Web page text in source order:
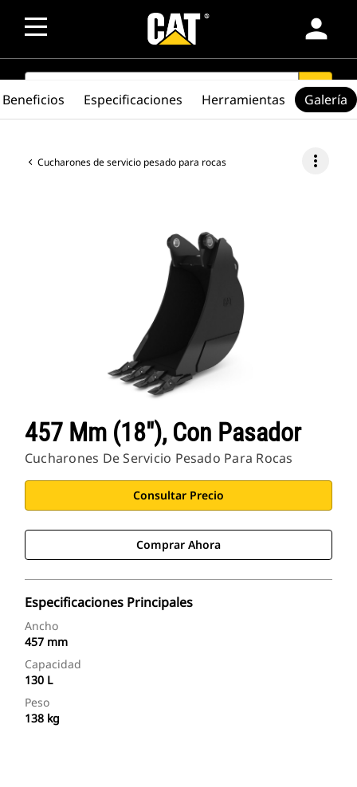
person
SEARCH search
Cucharones de servicio pesado para rocas more_vert
457 Mm (18"), Con Pasador
Cucharones De Servicio Pesado Para Rocas
Consultar Precio
Comprar Ahora
Especificaciones Principales
Ancho
457 mm
Capacidad
130 L
Peso
138 kg
Beneficios Especificaciones Herramientas Galería